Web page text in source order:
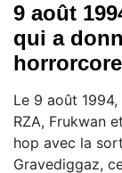
9 août
qui a
horrorcore
Le 9 août
RZA, Frukwan
hop avec la
Gravediggaz,